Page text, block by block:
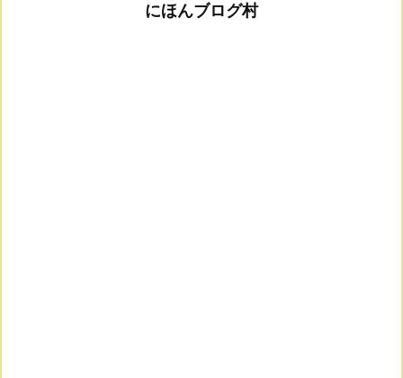
にほんブログ村